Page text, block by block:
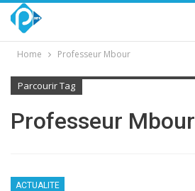
Home Professeur Mbour
Parcourir Tag
Professeur Mbour
ACTUALITE